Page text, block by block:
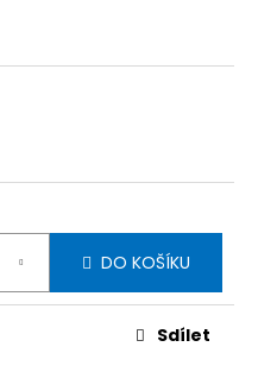
DO KOŠÍKU
Sdílet